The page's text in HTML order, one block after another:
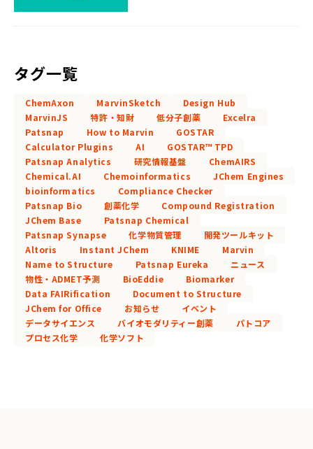
タグ一覧
ChemAxon MarvinSketch
Design Hub
MarvinJS
特許・知財 低分子創薬
Excelra
Patsnap
How to Marvin
GOSTAR
Calculator Plugins
AI
GOSTAR™ TPD
Patsnap Analytics
研究情報基盤
ChemAIRS
Chemical.AI
Chemoinformatics
JChem Engines
bioinformatics
Compliance Checker
Patsnap Bio
創薬化学
Compound Registration
JChem Base
Patsnap Chemical
Patsnap Synapse
化学物質管理
開発ツールキット
Altoris
Instant JChem KNIME
Marvin
Name to Structure
Patsnap Eureka
ニュース
物性・ADMET予測
BioEddie
Biomarker
Data FAIRification
Document to Structure
JChem for Office
お知らせ
イベント
データサイエンス
バイオモダリティー創薬
パトコア
プロセス化学
化学ソフト